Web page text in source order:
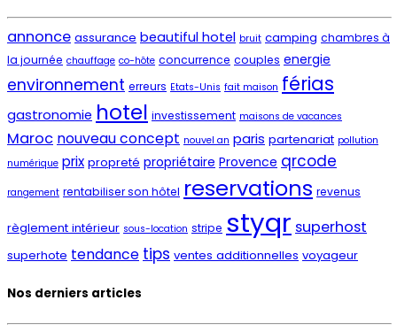
annonce assurance beautiful hotel bruit camping chambres à
la journée chauffage co-hôte concurrence couples energie
environnement erreurs Etats-Unis fait maison férias
gastronomie hotel investissement maisons de vacances
Maroc nouveau concept nouvel an paris partenariat pollution
numérique prix propreté propriétaire Provence qrcode
rangement rentabiliser son hôtel reservations revenus
règlement intérieur sous-location stripe styqr superhost
superhote tendance tips ventes additionnelles voyageur
Nos derniers articles